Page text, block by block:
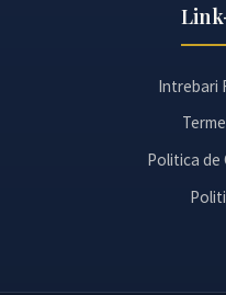
Intrebari
Politica